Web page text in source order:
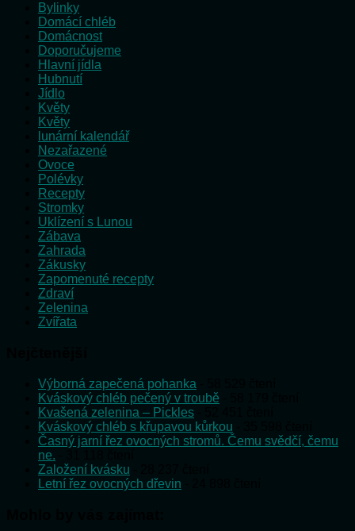
Bylinky
Domácí chléb
Domácnost
Doporučujeme
Hlavní jídla
Hubnutí
Jídlo
Květy
Květy
lunární kalendář
Nezařazené
Ovoce
Polévky
Recepty
Stromky
Uklízení s Lunou
Zábava
Zahrada
Zákusky
Zapomenuté recepty
Zdraví
Zelenina
Zvířata
Výborná zapečená pohanka
Kváskový chléb pečený v troubě
Kvašená zelenina – Pickles
Kváskový chléb s křupavou kůrkou
Časný jarní řez ovocných stromů. Čemu svědčí, čemu
ne.
Založení kvásku
Letní řez ovocných dřevin